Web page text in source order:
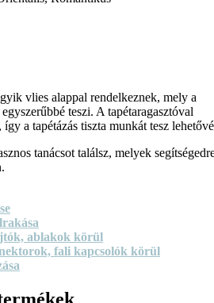
vlies alappal rendelkeznek, mely a
teszi. A tapétaragasztóval
a tapétázás tiszta munkát tesz
tanácsot találsz, melyek
ablakok körül
fali kapcsolók körül